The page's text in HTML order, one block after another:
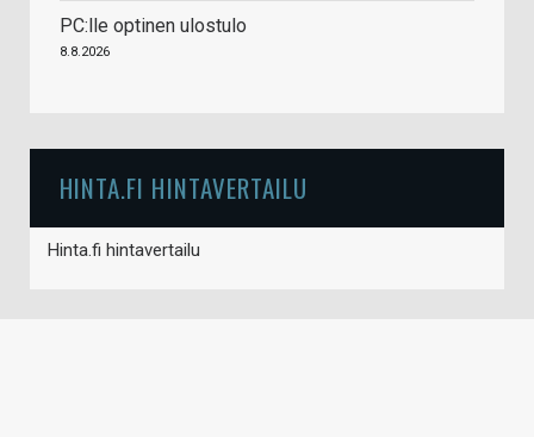
PC:lle optinen ulostulo
8.8.2026
HINTA.FI HINTAVERTAILU
Hinta.fi hintavertailu